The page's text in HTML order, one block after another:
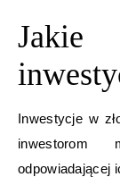
Jakie
Inwestycje w
inwestorom
odpowiadającej